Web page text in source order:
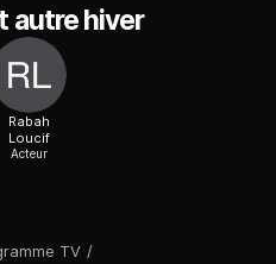
TV /
autre hiver
Rabah
Loucif
Acteur